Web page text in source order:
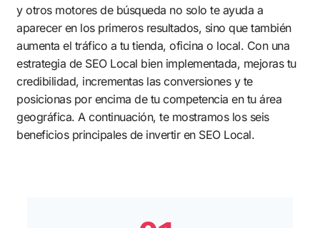
y otros motores de búsqueda no solo te ayuda a
aparecer en los primeros resultados, sino que también
aumenta el tráfico a tu tienda, oficina o local. Con una
estrategia de SEO Local bien implementada, mejoras tu
credibilidad, incrementas las conversiones y te
posicionas por encima de tu competencia en tu área
geográfica. A continuación, te mostramos los seis
beneficios principales de invertir en SEO Local.